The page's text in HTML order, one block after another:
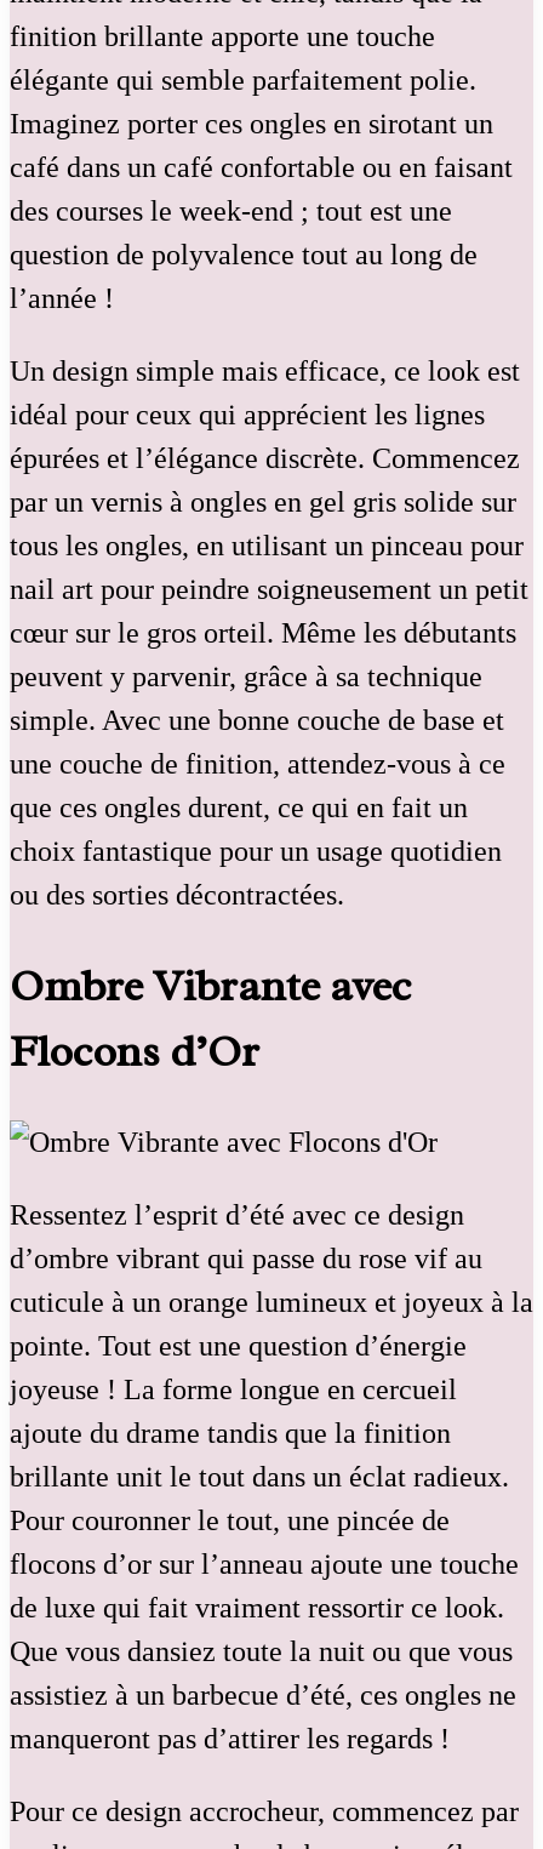
finition brillante apporte une touche
élégante qui semble parfaitement polie.
Imaginez porter ces ongles en sirotant un
café dans un café confortable ou en faisant
des courses le week-end ; tout est une
question de polyvalence tout au long de
l’année !
Un design simple mais efficace, ce look est
idéal pour ceux qui apprécient les lignes
épurées et l’élégance discrète. Commencez
par un vernis à ongles en gel gris solide sur
tous les ongles, en utilisant un pinceau pour
nail art pour peindre soigneusement un petit
cœur sur le gros orteil. Même les débutants
peuvent y parvenir, grâce à sa technique
simple. Avec une bonne couche de base et
une couche de finition, attendez-vous à ce
que ces ongles durent, ce qui en fait un
choix fantastique pour un usage quotidien
ou des sorties décontractées.
Ombre Vibrante avec
Flocons d’Or
Ressentez l’esprit d’été avec ce design
d’ombre vibrant qui passe du rose vif au
cuticule à un orange lumineux et joyeux à la
pointe. Tout est une question d’énergie
joyeuse ! La forme longue en cercueil
ajoute du drame tandis que la finition
brillante unit le tout dans un éclat radieux.
Pour couronner le tout, une pincée de
flocons d’or sur l’anneau ajoute une touche
de luxe qui fait vraiment ressortir ce look.
Que vous dansiez toute la nuit ou que vous
assistiez à un barbecue d’été, ces ongles ne
manqueront pas d’attirer les regards !
Pour ce design accrocheur, commencez par